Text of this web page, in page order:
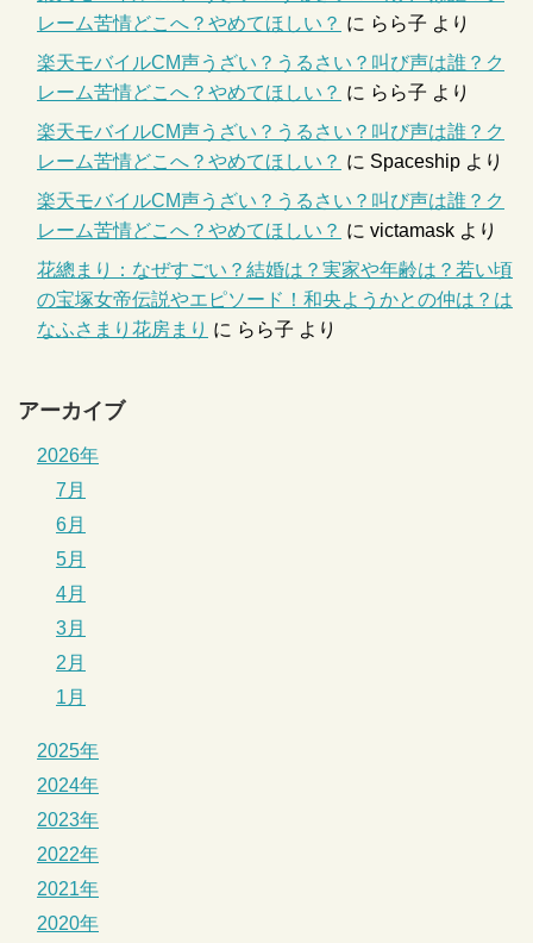
レーム苦情どこへ？やめてほしい？ に らら子 より
楽天モバイルCM声うざい？うるさい？叫び声は誰？ク
レーム苦情どこへ？やめてほしい？ に らら子 より
楽天モバイルCM声うざい？うるさい？叫び声は誰？ク
レーム苦情どこへ？やめてほしい？ に Spaceship より
楽天モバイルCM声うざい？うるさい？叫び声は誰？ク
レーム苦情どこへ？やめてほしい？ に victamask より
花總まり：なぜすごい？結婚は？実家や年齢は？若い頃
の宝塚女帝伝説やエピソード！和央ようかとの仲は？は
なふさまり花房まり に らら子 より
アーカイブ
2026年
7月
6月
5月
4月
3月
2月
1月
2025年
2024年
2023年
2022年
2021年
2020年